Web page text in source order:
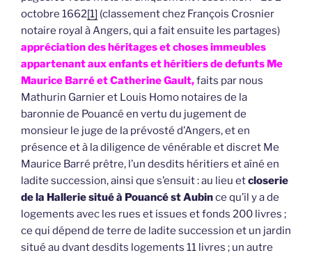
octobre 1662[1] (classement chez François Crosnier
notaire royal à Angers, qui a fait ensuite les partages)
appréciation des héritages et choses immeubles
appartenant aux enfants et héritiers de defunts Me
Maurice Barré et Catherine Gault,faits par nous
Mathurin Garnier et Louis Homo notaires de la
baronnie de Pouancé en vertu du jugement de
monsieur le juge de la prévosté d’Angers, et en
présence et à la diligence de vénérable et discret Me
Maurice Barré prêtre, l’un desdits héritiers et aîné en
ladite succession, ainsi que s’ensuit : au lieu etcloserie
de la Hallerie situé à Pouancé st Aubince qu’il y a de
logements avec les rues et issues et fonds 200 livres ;
ce qui dépend de terre de ladite succession et un jardin
situé au dvant desdits logements 11 livres ; un autre